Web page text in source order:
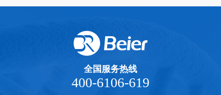
全国服务热线
400-6106-619